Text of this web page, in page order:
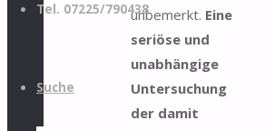
Tel. 07225/790438
Suche
unbemerkt. Eine
seriöse und
unabhängige
Untersuchung
der damit